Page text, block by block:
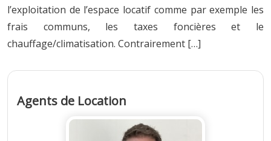
l’exploitation de l’espace locatif comme par exemple les
frais communs, les taxes foncières et le
chauffage/climatisation. Contrairement […]
Agents de Location